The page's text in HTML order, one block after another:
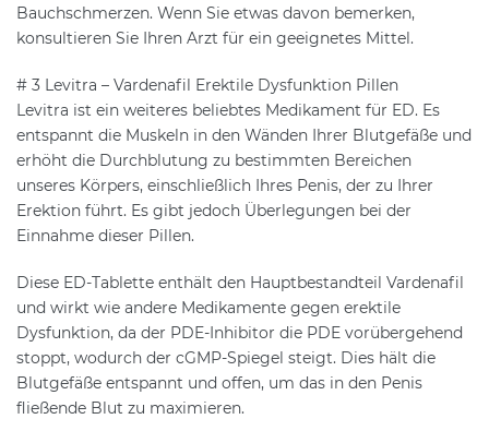
Bauchschmerzen. Wenn Sie etwas davon bemerken,
konsultieren Sie Ihren Arzt für ein geeignetes Mittel.
# 3 Levitra – Vardenafil Erektile Dysfunktion Pillen
Levitra ist ein weiteres beliebtes Medikament für ED. Es
entspannt die Muskeln in den Wänden Ihrer Blutgefäße und
erhöht die Durchblutung zu bestimmten Bereichen
unseres Körpers, einschließlich Ihres Penis, der zu Ihrer
Erektion führt. Es gibt jedoch Überlegungen bei der
Einnahme dieser Pillen.
Diese ED-Tablette enthält den Hauptbestandteil Vardenafil
und wirkt wie andere Medikamente gegen erektile
Dysfunktion, da der PDE-Inhibitor die PDE vorübergehend
stoppt, wodurch der cGMP-Spiegel steigt. Dies hält die
Blutgefäße entspannt und offen, um das in den Penis
fließende Blut zu maximieren.